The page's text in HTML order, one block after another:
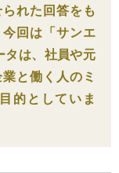
れた回答をも
回は「サンエ
タは、社員や元
と働く人のミ
的としていま